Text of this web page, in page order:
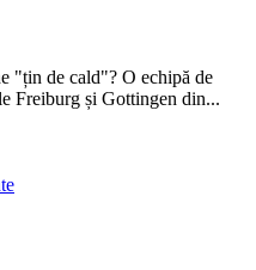
"țin de cald"? O echipă de
Freiburg și Gottingen din...